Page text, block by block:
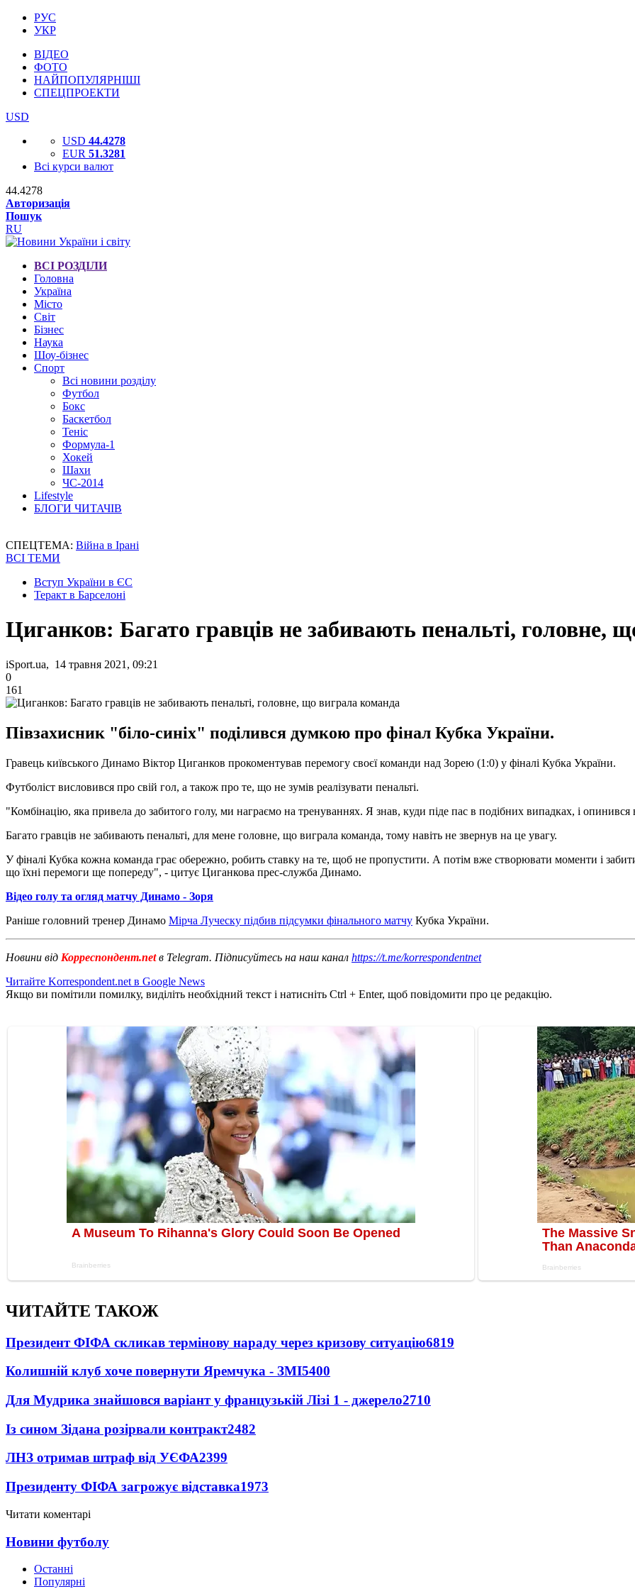
РУС
УКР
ВІДЕО
ФОТО
НАЙПОПУЛЯРНІШІ
СПЕЦПРОЕКТИ
USD
USD 44.4278
EUR 51.3281
Всі курси валют
44.4278
Авторизація
Пошук
RU
ВСІ РОЗДІЛИ
Головна
Україна
Місто
Світ
Бізнес
Наука
Шоу-бізнес
Спорт
Всі новини розділу
Футбол
Бокс
Баскетбол
Теніс
Формула-1
Хокей
Шахи
ЧС-2014
Lifestyle
БЛОГИ ЧИТАЧІВ
СПЕЦТЕМА: Війна в Ірані
ВСІ ТЕМИ
Вступ України в ЄС
Теракт в Барселоні
Циганков: Багато гравців не забивають пенальті, головне,
iSport.ua, 14 травня 2021, 09:21
0
161
Півзахисник "біло-синіх" поділився думкою про фінал Кубка України.
Гравець київського Динамо Віктор Циганков прокоментував перемогу своєї команди над Зорею (1:0) у фіналі Кубка України.
Футболіст висловився про свій гол, а також про те, що не зумів реалізувати пенальті.
"Комбінацію, яка привела до забитого голу, ми награємо на тренуваннях. Я знав, куди піде пас в подібних випадках, і опинився
Багато гравців не забивають пенальті, для мене головне, що виграла команда, тому навіть не звернув на це увагу.
У фіналі Кубка кожна команда грає обережно, робить ставку на те, щоб не пропустити. А потім вже створювати моменти і
що їхні перемоги ще попереду", - цитує Циганкова прес-служба Динамо.
Відео голу та огляд матчу Динамо - Зоря
Раніше головний тренер Динамо Мірча Луческу підбив підсумки фінального матчу Кубка України.
Новини від Корреспондент.netв Telegram. Підписуйтесь на наш канал https://t.me/korrespondentnet
Читайте Korrespondent.net в Google News
Якщо ви помітили помилку, виділіть необхідний текст і натисніть Ctrl + Enter, щоб повідомити про це редакцію.
ЧИТАЙТЕ ТАКОЖ
Президент ФІФА скликав термінову нараду через кризову ситуацію6819
Колишній клуб хоче повернути Яремчука - ЗМІ5400
Для Мудрика знайшовся варіант у французькій Лізі 1 - джерело2710
Із сином Зідана розірвали контракт2482
ЛНЗ отримав штраф від УЄФА2399
Президенту ФІФА загрожує відставка1973
Читати коментарі
Новини футболу
Останні
Популярні